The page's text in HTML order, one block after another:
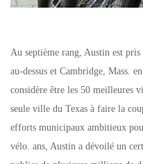
Au septième rang, Austin est
au-dessus et Cambridge, Mass.
considère être les 50 meilleures
seule ville du Texas à faire la
efforts municipaux ambitieux
vélo. ans, Austin a dévoilé un